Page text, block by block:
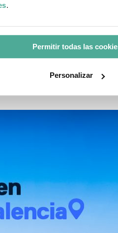
.
Permitir todas las
Personalizar